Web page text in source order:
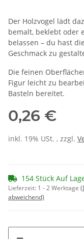
Der Holzvogel lädt
bemalt, beklebt oder
belassen – du hast
Geschmack zu
Die feinen
Figur leicht zu
Basteln bereitet.
0,26 €
inkl. 19% USt. , zzgl.
154 Stück Auf
Lieferzeit: 1 - 2 Werktage
abweichend)